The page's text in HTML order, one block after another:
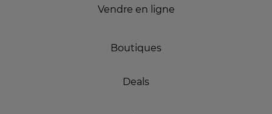
Vendre en ligne
Boutiques
Deals